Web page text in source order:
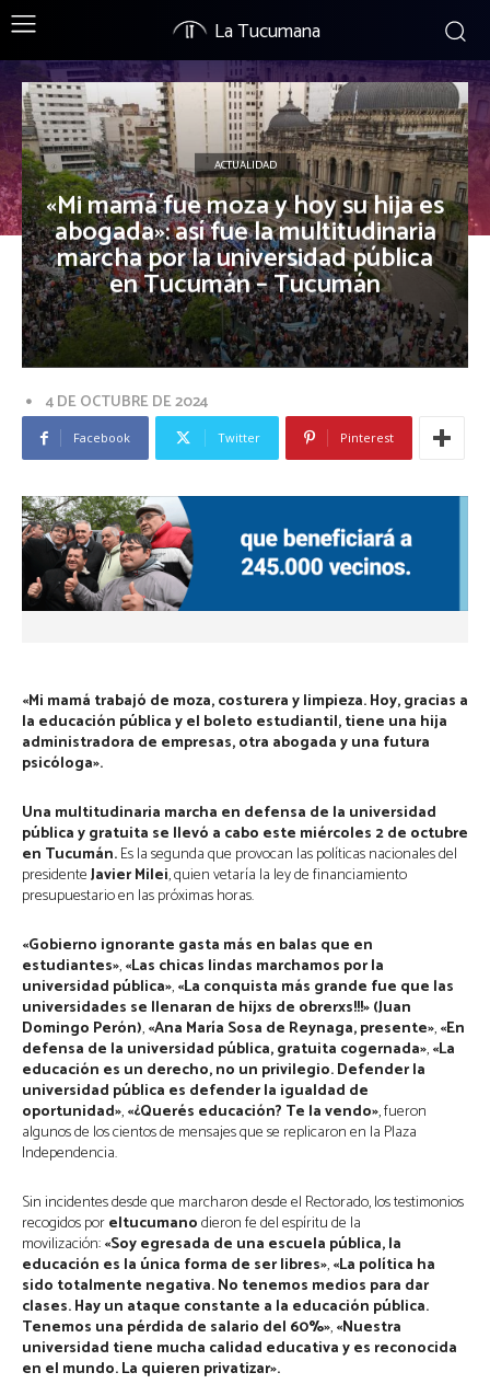
La Tucumana
ACTUALIDAD
«Mi mamá fue moza y hoy su hija es
abogada»: así fue la multitudinaria
marcha por la universidad pública
en Tucumán – Tucumán
4 DE OCTUBRE DE 2024
Facebook Twitter Pinterest
«Mi mamá trabajó de moza, costurera y limpieza. Hoy, gracias a
la educación pública y el boleto estudiantil, tiene una hija
administradora de empresas, otra abogada y una futura
psicóloga».
Una multitudinaria marcha en defensa de la universidad
pública y gratuita se llevó a cabo este miércoles 2 de octubre
en Tucumán.Es la segunda que provocan las políticas nacionales del
presidenteJavier Milei, quien vetaría la ley de financiamiento
presupuestario en las próximas horas.
«Gobierno ignorante gasta más en balas que en
estudiantes»,«Las chicas lindas marchamos por la
universidad pública»,«La conquista más grande fue que las
universidades se llenaran de hijxs de obrerxs!!!» (Juan
Domingo Perón),«Ana María Sosa de Reynaga, presente»,«En
defensa de la universidad pública, gratuita cogernada»,«La
educación es un derecho, no un privilegio. Defender la
universidad pública es defender la igualdad de
oportunidad»,«¿Querés educación? Te la vendo», fueron
algunos de los cientos de mensajes que se replicaron en la Plaza
Independencia.
Sin incidentes desde que marcharon desde el Rectorado, los testimonios
recogidos poreltucumanodieron fe del espíritu de la
movilización:«Soy egresada de una escuela pública, la
educación es la única forma de ser libres»,«La política ha
sido totalmente negativa. No tenemos medios para dar
clases. Hay un ataque constante a la educación pública.
Tenemos una pérdida de salario del 60%»,«Nuestra
universidad tiene mucha calidad educativa y es reconocida
en el mundo. La quieren privatizar».